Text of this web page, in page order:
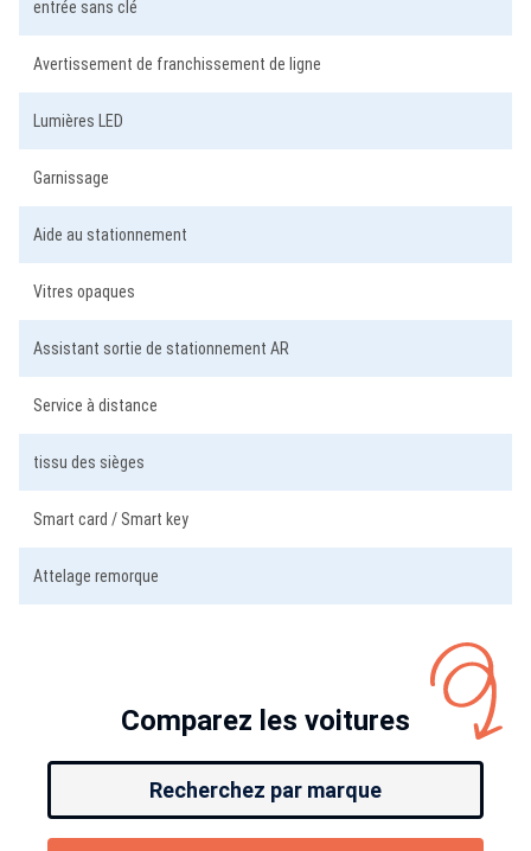
entrée sans clé
Avertissement de franchissement de ligne
Lumières LED
Garnissage
Aide au stationnement
Vitres opaques
Assistant sortie de stationnement AR
Service à distance
tissu des sièges
Smart card / Smart key
Attelage remorque
Comparez les voitures
Recherchez par marque